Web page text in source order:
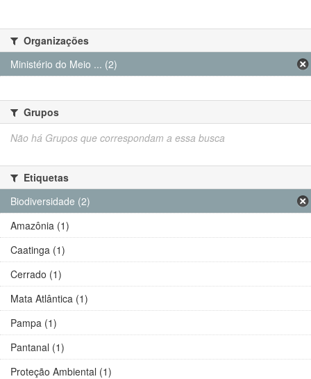
Organizações
Ministério do Meio ... (2)
Grupos
Não há Grupos que correspondam a essa busca
Etiquetas
Biodiversidade (2)
Amazônia (1)
Caatinga (1)
Cerrado (1)
Mata Atlântica (1)
Pampa (1)
Pantanal (1)
Proteção Ambiental (1)